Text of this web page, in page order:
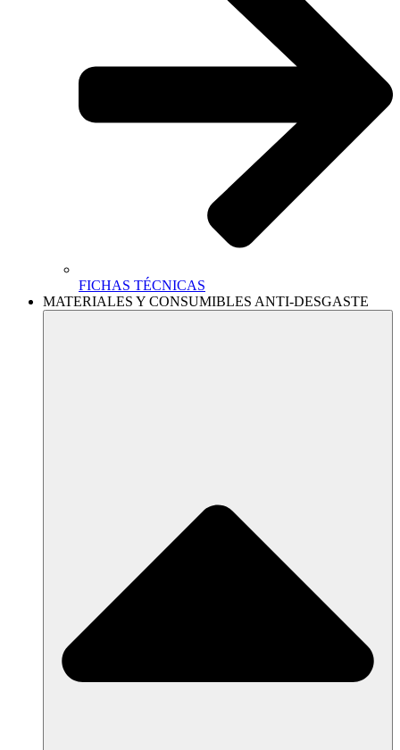
FICHAS TÉCNICAS
MATERIALES Y CONSUMIBLES ANTI-DESGASTE